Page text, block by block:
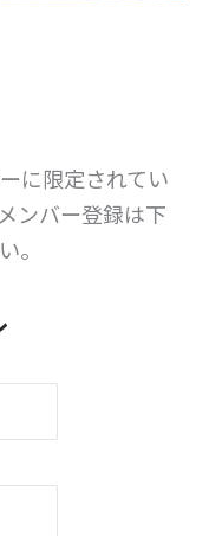
に限定されてい
ンバー登録は下
。